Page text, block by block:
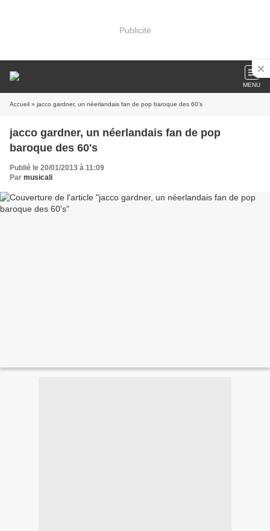
Publicité
MENU
Accueil » jacco gardner, un néerlandais fan de pop baroque des 60's
jacco gardner, un néerlandais fan de pop
baroque des 60's
Publié le 20/01/2013 à 11:09
Par musicali